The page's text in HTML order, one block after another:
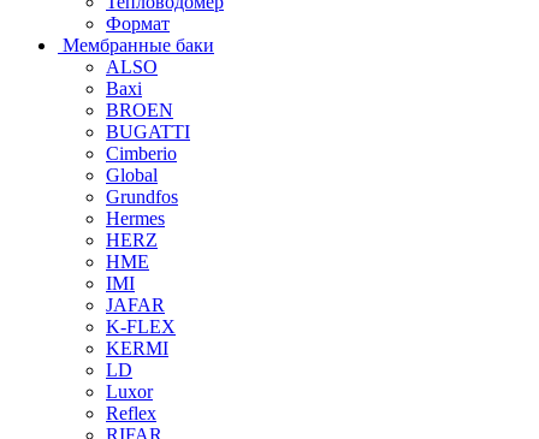
Формат
Мембранные баки
ALSO
Baxi
BROEN
BUGATTI
Cimberio
Global
Grundfos
Hermes
HERZ
HME
IMI
JAFAR
K-FLEX
KERMI
LD
Luxor
Reflex
RIFAR